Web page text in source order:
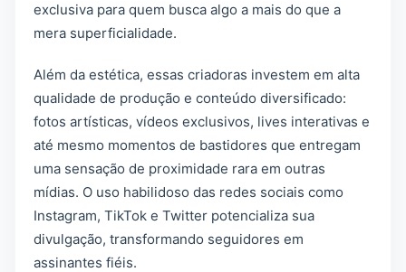
exclusiva para quem busca algo a mais do que a
mera superficialidade.
Além da estética, essas criadoras investem em alta
qualidade de produção e conteúdo diversificado:
fotos artísticas, vídeos exclusivos, lives interativas e
até mesmo momentos de bastidores que entregam
uma sensação de proximidade rara em outras
mídias. O uso habilidoso das redes sociais como
Instagram, TikTok e Twitter potencializa sua
divulgação, transformando seguidores em
assinantes fiéis.